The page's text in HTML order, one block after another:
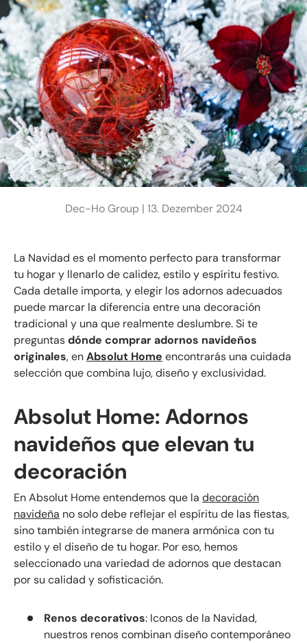
Dec-Ho Group | 13. Dezember 2024
La Navidad es el momento perfecto para transformar
tu hogar y llenarlo de calidez, estilo y espíritu festivo.
Cada detalle importa, y elegir los adornos adecuados
puede marcar la diferencia entre una decoración
tradicional y una que realmente deslumbre. Si te
preguntasdónde comprar adornos navideños
originales, enAbsolut Home encontrarás una cuidada
selección que combina lujo, diseño y exclusividad.
Absolut Home: Adornos
navideños que elevan tu
decoración
En Absolut Home entendemos que la decoración
navideña no solo debe reflejar el espíritu de las fiestas,
sino también integrarse de manera armónica con tu
estilo y el diseño de tu hogar. Por eso, hemos
seleccionado una variedad de adornos que destacan
por su calidad y sofisticación.
Renos decorativos: Iconos de la Navidad,
nuestros renos combinan diseño contemporáneo